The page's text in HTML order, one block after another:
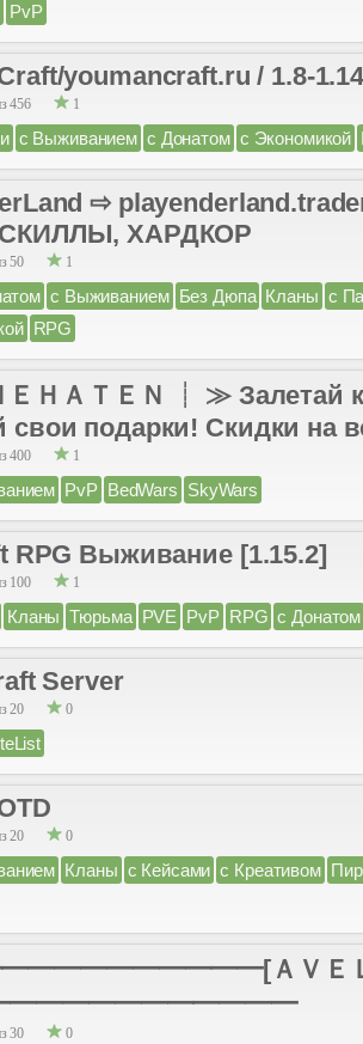
PvP
youmancraft.ru / 1.8-
456 1
с Выживанием с Донатом с Экономикой
⇨
ХАРДКОР
50 1
с Выживанием Без Дюпа Кланы с
RPG
ＥＨＡＴＥＮ ┊ ≫ Залетай
свои подарки! Скидки на
400 1
PvP BedWars SkyWars
RPG Выживание [1.15.2]
100 1
Кланы Тюрьма PVE PvP RPG с Донатом
Server
20 0
20 0
Кланы с Кейсами с Креативом
ＡＶＥＬ
30 0